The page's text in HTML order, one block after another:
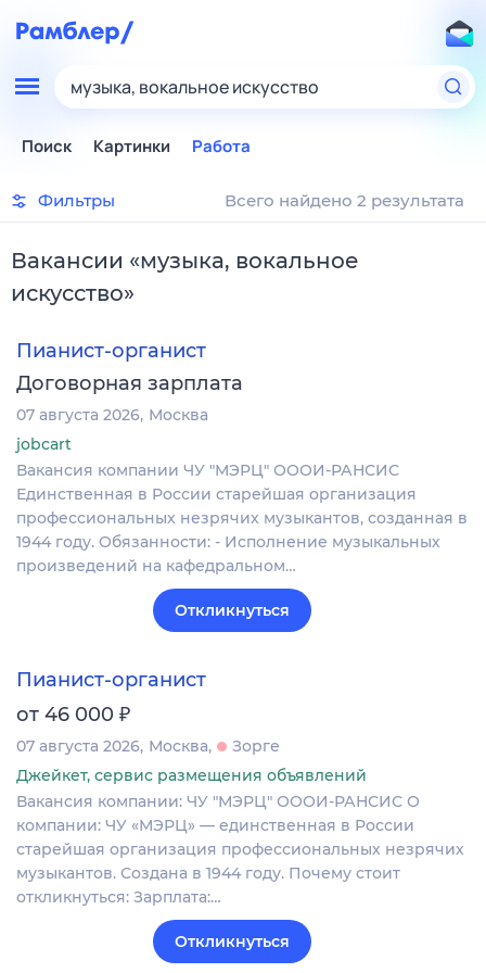
музыка, вокальное искусство
Поиск Картинки Работа
Фильтры Всего найдено 2 результата
Вакансии «музыка, вокальное
искусство»
Пианист-органист
Договорная зарплата
07 августа 2026 Москва
jobcart
Вакансия компании ЧУ "МЭРЦ" ОООИ-РАНСИС
Единственная в России старейшая организация
профессиональных незрячих музыкантов, созданная в
1944 году. Обязанности: - Исполнение музыкальных
произведений на кафедральном…
Откликнуться
Пианист-органист
от 46 000 ₽
07 августа 2026 Москва
Зорге
Джейкет, сервис размещения объявлений
Вакансия компании: ЧУ "МЭРЦ" ОООИ-РАНСИС О
компании: ЧУ «МЭРЦ» — единственная в России
старейшая организация профессиональных незрячих
музыкантов. Создана в 1944 году. Почему стоит
откликнуться: Зарплата:…
Откликнуться